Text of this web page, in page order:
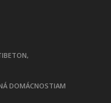
DOMÁCNOSTIAM